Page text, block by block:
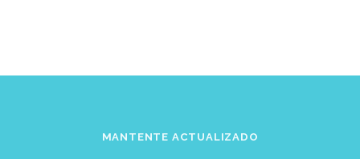
MANTENTE ACTUALIZADO